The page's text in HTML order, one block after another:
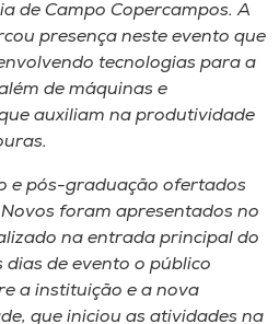
de Campo Copercampos. A
presença neste evento que
tecnologias para a
de máquinas e
auxiliam na produtividade
e pós-graduação ofertados
foram apresentados no
na entrada principal do
de evento o público
a instituição e a nova
que iniciou as atividades na